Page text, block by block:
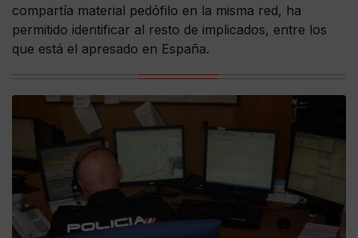
compartía material pedófilo en la misma red, ha
permitido identificar al resto de implicados, entre los
que está el apresado en España.